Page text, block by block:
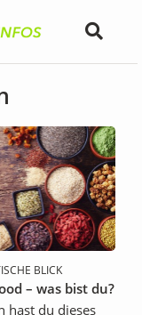
BLICK
– was bist du?
hast du dieses